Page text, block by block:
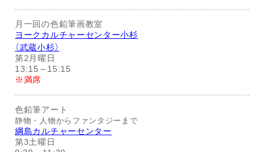
月一回の色鉛筆画教室
ヨークカルチャーセンター小杉
（武蔵小杉）
第2月曜日
13:15～15:15
※満席
色鉛筆アート
静物・人物からファンタジーまで
綱島カルチャーセンター
第3土曜日